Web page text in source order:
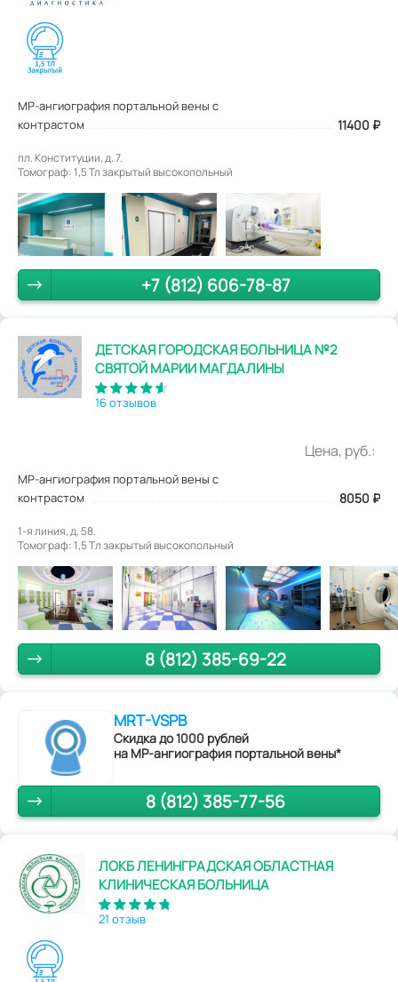
МР-ангиография портальной вены с
контрастом
11400 ₽
пл. Конституции, д. 7.
Томограф: 1,5 Тл закрытый высокопольный
+7 (812) 606-78-87
ДЕТСКАЯ ГОРОДСКАЯ БОЛЬНИЦА №2
СВЯТОЙ МАРИИ МАГДАЛИНЫ
16 отзывов
Цена, руб.:
МР-ангиография портальной вены с
контрастом
8050 ₽
1-я линия, д. 58.
Томограф: 1,5 Tл закрытый высокопольный
8 (812) 385-69-22
MRT-VSPB
Скидка до 1000 рублей
на МР-ангиография портальной вены*
8 (812) 385-77-56
ЛОКБ ЛЕНИНГРАДСКАЯ ОБЛАСТНАЯ
КЛИНИЧЕСКАЯ БОЛЬНИЦА
21 отзыв